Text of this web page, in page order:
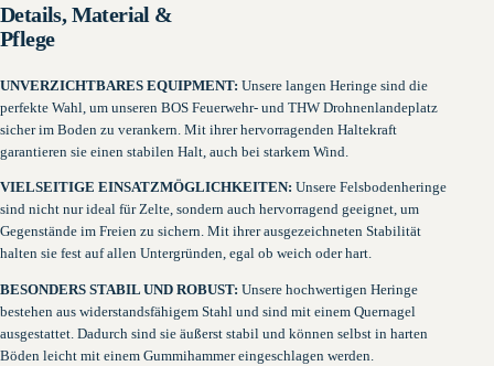
Details, Material &
Pflege
UNVERZICHTBARES EQUIPMENT: Unsere langen Heringe sind die
perfekte Wahl, um unseren BOS Feuerwehr- und THW Drohnenlandeplatz
sicher im Boden zu verankern. Mit ihrer hervorragenden Haltekraft
garantieren sie einen stabilen Halt, auch bei starkem Wind.
VIELSEITIGE EINSATZMÖGLICHKEITEN: Unsere Felsbodenheringe
sind nicht nur ideal für Zelte, sondern auch hervorragend geeignet, um
Gegenstände im Freien zu sichern. Mit ihrer ausgezeichneten Stabilität
halten sie fest auf allen Untergründen, egal ob weich oder hart.
BESONDERS STABIL UND ROBUST: Unsere hochwertigen Heringe
bestehen aus widerstandsfähigem Stahl und sind mit einem Quernagel
ausgestattet. Dadurch sind sie äußerst stabil und können selbst in harten
Böden leicht mit einem Gummihammer eingeschlagen werden.